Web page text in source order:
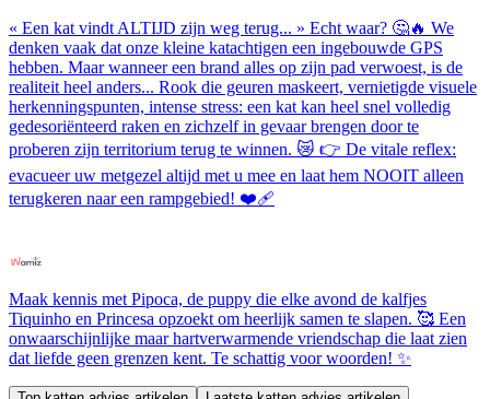
« Een kat vindt ALTIJD zijn weg terug... » Echt waar? 🤔🔥 We
denken vaak dat onze kleine katachtigen een ingebouwde GPS
hebben. Maar wanneer een brand alles op zijn pad verwoest, is de
realiteit heel anders... Rook die geuren maskeert, vernietigde visuele
herkenningspunten, intense stress: een kat kan heel snel volledig
gedesoriënteerd raken en zichzelf in gevaar brengen door te
proberen zijn territorium terug te winnen. 😿 👉 De vitale reflex:
evacueer uw metgezel altijd met u mee en laat hem NOOIT alleen
terugkeren naar een rampgebied! ❤️‍🩹
Maak kennis met Pipoca, de puppy die elke avond de kalfjes
Tiquinho en Princesa opzoekt om heerlijk samen te slapen. 🥰 Een
onwaarschijnlijke maar hartverwarmende vriendschap die laat zien
dat liefde geen grenzen kent. Te schattig voor woorden! ✨